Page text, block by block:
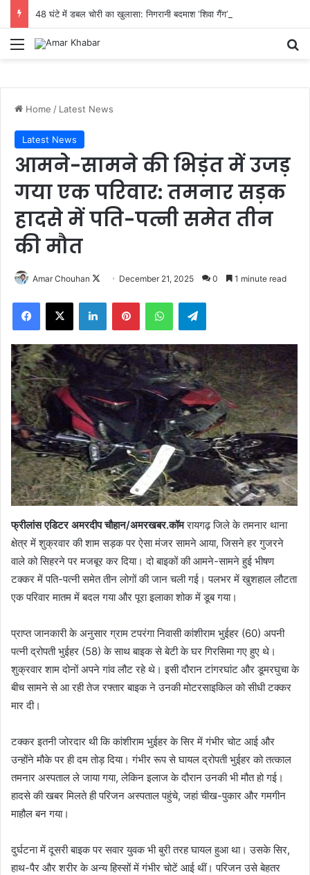
Menu
Home / Latest News
Latest News
आमने-सामने की भिड़ंत में उजड़
गया एक परिवार: तमनार सड़क
हादसे में पति-पत्नी समेत तीन
की मौत
Amar Chouhan
FollowDecember 21, 2025 0 1 minute read
Facebook
X LinkedInPinterestWhatsAppTelegram
फ्रीलांस एडिटर अमरदीप चौहान/अमरखबर.कॉमरायगढ़ जिले के तमनार थाना
क्षेत्र में शुक्रवार की शाम सड़क पर ऐसा मंजर सामने आया, जिसने हर गुजरने
वाले को सिहरने पर मजबूर कर दिया। दो बाइकों की आमने-सामने हुई भीषण
टक्कर में पति-पत्नी समेत तीन लोगों की जान चली गई। पलभर में खुशहाल लौटता
एक परिवार मातम में बदल गया और पूरा इलाका शोक में डूब गया।
प्राप्त जानकारी के अनुसार ग्राम टपरंगा निवासी कांशीराम भुईहर (60) अपनी
पत्नी द्रोपती भुईहर (58) के साथ बाइक से बेटी के घर गिरसिमा गए हुए थे।
शुक्रवार शाम दोनों अपने गांव लौट रहे थे। इसी दौरान टांगरघांट और डूमरघुचा के
बीच सामने से आ रही तेज रफ्तार बाइक ने उनकी मोटरसाइकिल को सीधी टक्कर
मार दी।
टक्कर इतनी जोरदार थी कि कांशीराम भुईहर के सिर में गंभीर चोट आई और
उन्होंने मौके पर ही दम तोड़ दिया। गंभीर रूप से घायल द्रोपती भुईहर को तत्काल
तमनार अस्पताल ले जाया गया, लेकिन इलाज के दौरान उनकी भी मौत हो गई।
हादसे की खबर मिलते ही परिजन अस्पताल पहुंचे, जहां चीख-पुकार और गमगीन
माहौल बन गया।
दुर्घटना में दूसरी बाइक पर सवार युवक भी बुरी तरह घायल हुआ था। उसके सिर,
हाथ-पैर और शरीर के अन्य हिस्सों में गंभीर चोटें आई थीं। परिजन उसे बेहतर